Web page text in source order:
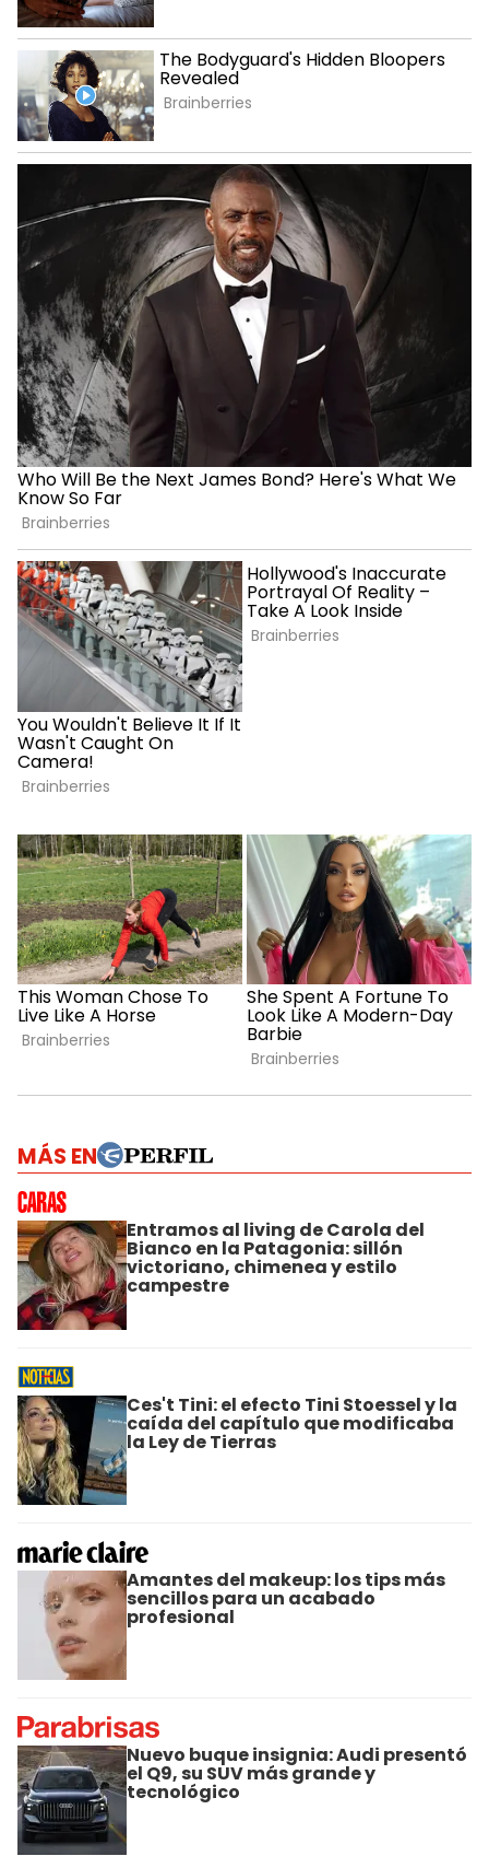
MÁS EN
Entramos al living de Carola del
Bianco en la Patagonia: sillón
victoriano, chimenea y estilo
campestre
Ces't Tini: el efecto Tini Stoessel y la
caída del capítulo que modificaba
la Ley de Tierras
Amantes del makeup: los tips más
sencillos para un acabado
profesional
Nuevo buque insignia: Audi presentó
el Q9, su SUV más grande y
tecnológico